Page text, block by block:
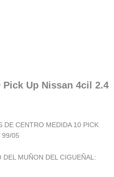
Pick Up Nissan 4cil 2.4
DE CENTRO MEDIDA 10 PICK
99/05
MUÑON DEL CIGUEÑAL: